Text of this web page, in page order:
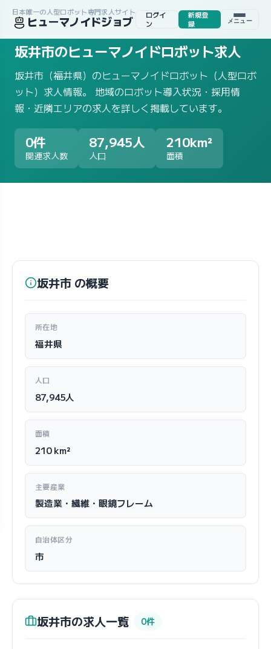
日本唯一の人型ロボット専門求人サイト
ヒューマノイドジョブ
ログイ
ン
新規登
録
メニュー
ホーム/求人一覧/地域から探す/福井県/
坂井市のヒューマノイドロボット求人
坂井市（福井県）のヒューマノイドロボット（人型ロボ
ット）求人情報。 地域のロボット導入状況・採用情
報・近隣エリアの求人を詳しく掲載しています。
0件
関連求人数
87,945人
人口
210km²
面積
坂井市 の概要
所在地
福井県
人口
87,945人
面積
210 km²
主要産業
製造業・繊維・眼鏡フレーム
自治体区分
市
坂井市の求人一覧 0件